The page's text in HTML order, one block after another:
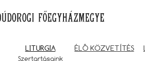
LITURGIA
Szertartásaink
ÉLŐ KÖZVETÍTÉS